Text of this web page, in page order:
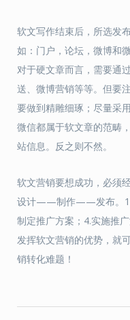
软文写作结束后，所选发
如：门户，论坛，微博和
对于硬文章而言，需要通
送、微博营销等等。但要
要做到精雕细琢；尽量采
微信都属于软文章的范畴
站信息。反之则不然。
软文营销要想成功，必
设计——制作——发布。1.
制定推广方案；4.实施推
发挥软文营销的优势，就
销转化难题！